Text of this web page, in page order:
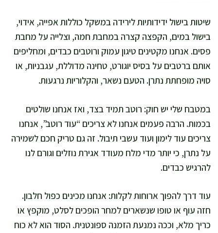
שיטות בישול ידידותיות לירידה במשקל כוללות אפייה, אידוי,
בישול במים, הקפצה קצרה במחבת חמה, וצלייה על מחבת
פסים. אנחנו מקטינים טיגון עמוק ורוטבים כבדים, ומחליפים
אותם ברטבים על בסיס יוגורט, טחינה מדוללת, עגבניות, או
סויה מופחתת נתרן. הטעם נשאר, והקלוריות נרגעות.
במטבח שלי יש חוק: רוטב תמיד בצד, ואז אנחנו שולטים
בכמות. הרבה פעמים אנחנו לא צריכים “עוד רוטב”, אנחנו
צריכים עוד לימון ועוד עשבי תיבול. זה גם טריק חכם לשמירה
על נתרן, כי יותר מדי מלח מעודד אגירת נוזלים וגורם לנו
להרגיש כבדים.
עוד דרך להפוך ארוחות לקלות: אנחנו מכינים כפול חלבון.
חזה עוף או טופו שנשארים למחר הופכים לסלט, מוקפץ או
כריך מלא, וככה נמנעת הזמנה ספונטנית. הסוד הוא לא כוח